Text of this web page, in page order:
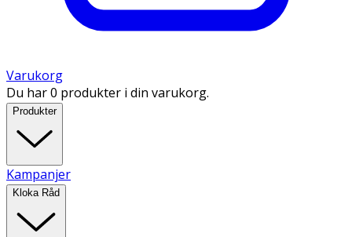
Varukorg
Du har 0 produkter i din varukorg.
Produkter
Kampanjer
Kloka Råd